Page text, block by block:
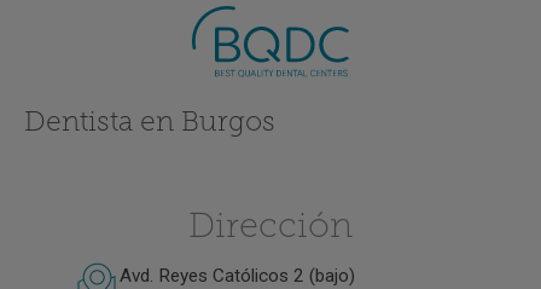
Dentista en Burgos
Dirección
Avd. Reyes Católicos 2 (bajo)